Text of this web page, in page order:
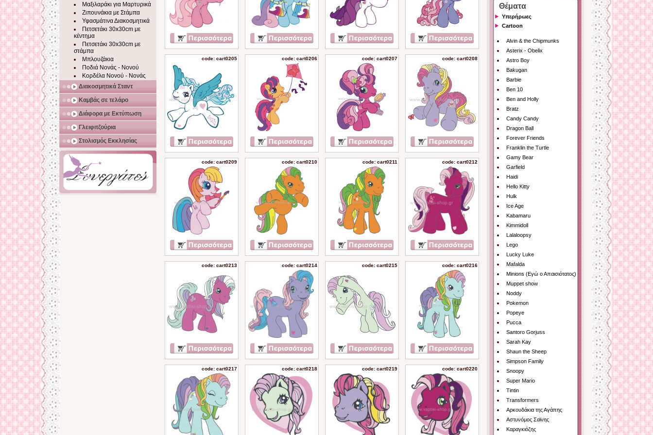
Μαξιλαράκι για Μαρτυρικά
Ζιπουνάκια με Στάμπα
Υφασμάτινα Διακοσμητικά
Πετσετάκι 30x30cm με
κέντημα
Πετσετάκι 30x30cm με
στάμπα
Μπλουζάκια
Ποδιά Νονάς - Νονού
Κορδέλα Νονού - Νονάς
Διακοσμητικά Σταντ
Καμβάς σε τελάρο
Διάφορα με Εκτύπωση
Γλειφιτζούρια
Στολισμός Εκκλησίας
code: cart0205 code: cart0206 code: cart0207 code: cart0208
code: cart0209 code: cart0210 code: cart0211 code: cart0212
code: cart0213 code: cart0214 code: cart0215 code: cart0216
code: cart0217 code: cart0218 code: cart0219 code: cart0220
Θέματα
Υπερήρωες
Cartoon
Alvin & the Chipmunks
Asterix - Obelix
Astro Boy
Bakugan
Barbie
Ben 10
Ben and Holly
Bratz
Candy Candy
Dragon Ball
Forever Friends
Franklin the Turtle
Gamy Bear
Garfield
Haidi
Hello Kitty
Hulk
Ice Age
Kabamaru
Kimmidoll
Lalaloopsy
Lego
Lucky Luke
Mafalda
Minions (Εγώ ο Απαισιότατος)
Muppet show
Noddy
Pokemon
Popeye
Pucca
Santoro Gorjuss
Sarah Kay
Shaun the Sheep
Simpson Family
Snoopy
Super Mario
Tintin
Transformers
Αρκουδάκια της Αγάπης
Αστυνόμος Σαϊνης
Καραγκιόζης